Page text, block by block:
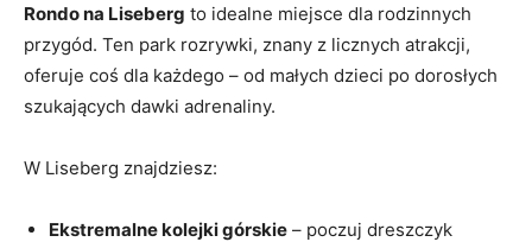
Rondo na Liseberg to idealne miejsce dla rodzinnych
przygód. Ten park rozrywki, znany z licznych atrakcji,
oferuje coś dla każdego – od małych dzieci po dorosłych
szukających dawki adrenaliny.
W Liseberg znajdziesz:
Ekstremalne kolejki górskie – poczuj dreszczyk